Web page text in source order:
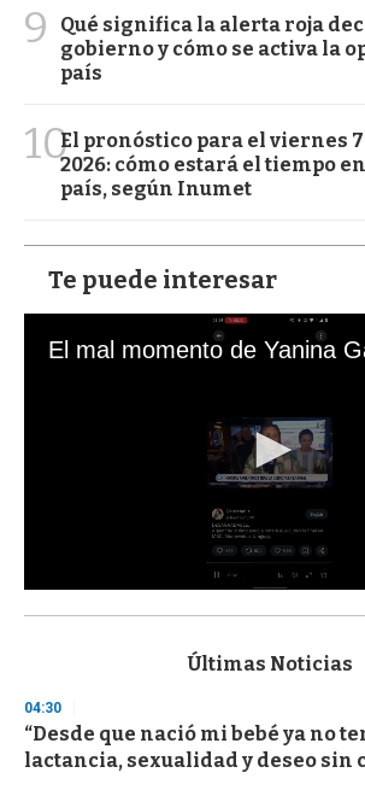
9
Qué significa la alerta roja
gobierno y cómo se activa la
país
10El pronóstico para el viernes 7
2026: cómo estará el tiempo
país, según Inumet
Te puede interesar
s
d
s
o
f
Últimas Noticias
04:30
“Desde que nació mi bebé ya no
lactancia, sexualidad y deseo sin